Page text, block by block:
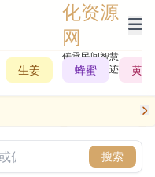
化资源
网
传承民间智慧，
记录历史轨迹
生姜 蜂蜜 黄芪
搜索